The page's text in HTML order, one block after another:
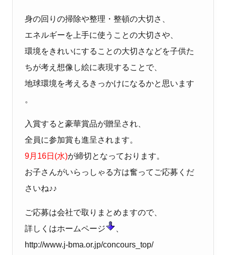
身の回りの掃除や整理・整頓の大切さ、
エネルギーを上手に使うことの大切さや、
環境をきれいにすることの大切さなどを子供た
ちが考え想像し絵に表現することで、
地球環境を考えるきっかけになるかと思います
。
入賞すると豪華賞品が贈呈され、
全員に参加賞も進呈されます。
9月16日(水)が締切となっております。
お子さんがいらっしゃる方は奮ってご応募くだ
さいね♪♪
ご応募は会社で取りまとめますので、
詳しくはホームページ
http://www.j-bma.or.jp/concours_top/